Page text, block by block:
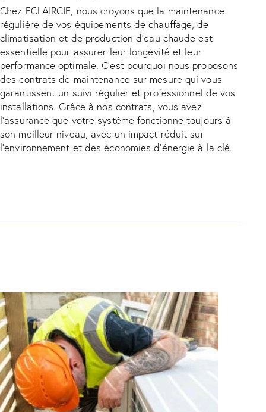
Chez ECLAIRCIE, nous croyons que la maintenance
régulière de vos équipements de chauffage, de
climatisation et de production d’eau chaude est
essentielle pour assurer leur longévité et leur
performance optimale. C’est pourquoi nous proposons
des contrats de maintenance sur mesure qui vous
garantissent un suivi régulier et professionnel de vos
installations. Grâce à nos contrats, vous avez
l’assurance que votre système fonctionne toujours à
son meilleur niveau, avec un impact réduit sur
l’environnement et des économies d’énergie à la clé.